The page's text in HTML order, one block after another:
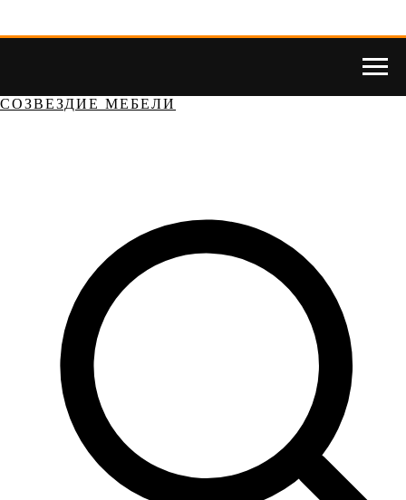
СОЗВЕЗДИЕ МЕБЕЛИ